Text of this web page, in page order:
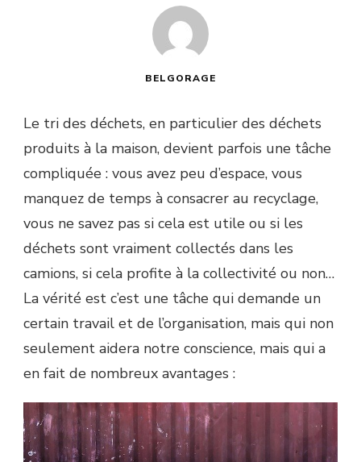
BELGORAGE
Le tri des déchets, en particulier des déchets
produits à la maison, devient parfois une tâche
compliquée : vous avez peu d’espace, vous
manquez de temps à consacrer au recyclage,
vous ne savez pas si cela est utile ou si les
déchets sont vraiment collectés dans les
camions, si cela profite à la collectivité ou non…
La vérité est c’est une tâche qui demande un
certain travail et de l’organisation, mais qui non
seulement aidera notre conscience, mais qui a
en fait de nombreux avantages :